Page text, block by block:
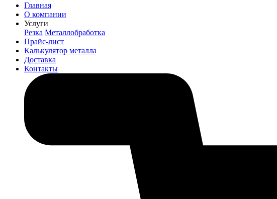
Главная
О компании
Услуги
Резка Металлобработка
Прайс-лист
Калькулятор металла
Доставка
Контакты